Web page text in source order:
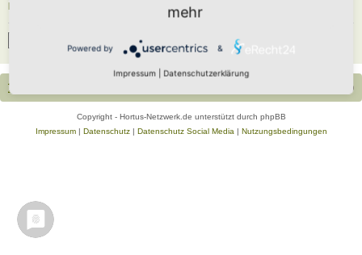
Datenschutzerklärung
UTC+02:00
Copyright - Hortus-Netzwerk.de unterstützt durch phpBB
Impressum| Datenschutz| Datenschutz Social Media Nutzungsbedingungen
mehr
Powered by &
Impressum Datenschutzerklärung